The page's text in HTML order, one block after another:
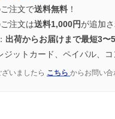
注文で送料無料 ！
注文は送料1,000円が追加さ
出荷からお届けまで最短3〜
ジットカード、ペイパル、
いましたら こちら からお問い合